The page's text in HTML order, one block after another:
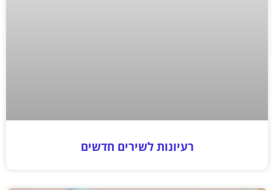
רעיונות לשירים חדשים